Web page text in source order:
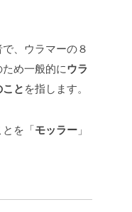
、ウラマーの８
め一般的にウラ
と を指します。
を「モッラー 」